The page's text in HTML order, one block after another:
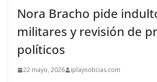
Nora Bracho pide
militares y revisión de
políticos
22 mayo, 2026 iplaynoticias.com